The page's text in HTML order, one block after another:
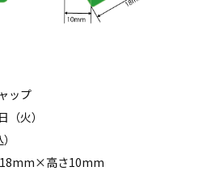
ップ
火）
高さ10mm